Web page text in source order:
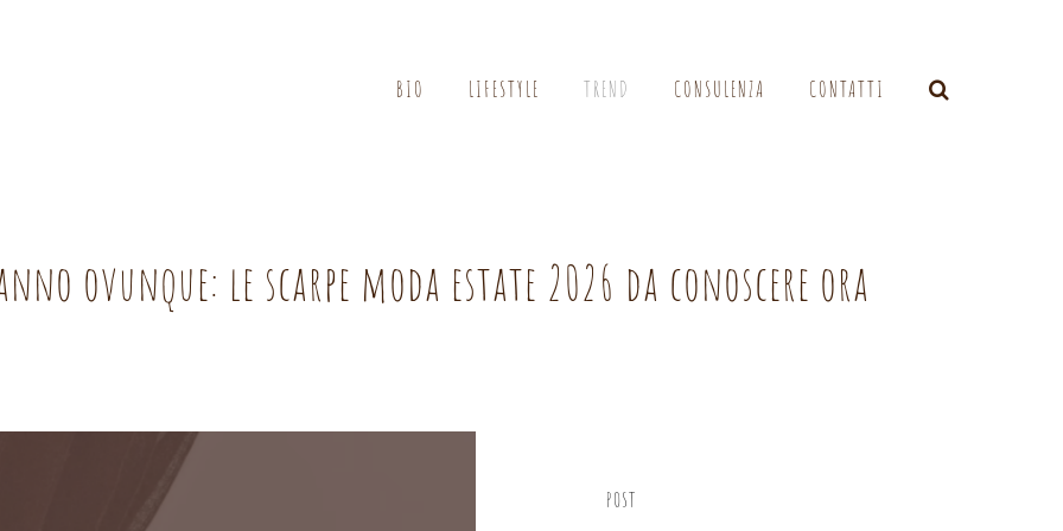
BIO LIFESTYLE TREND CONSULENZA CONTATTI
ovunque: le scarpe moda estate 2026 da conoscere ora
POST